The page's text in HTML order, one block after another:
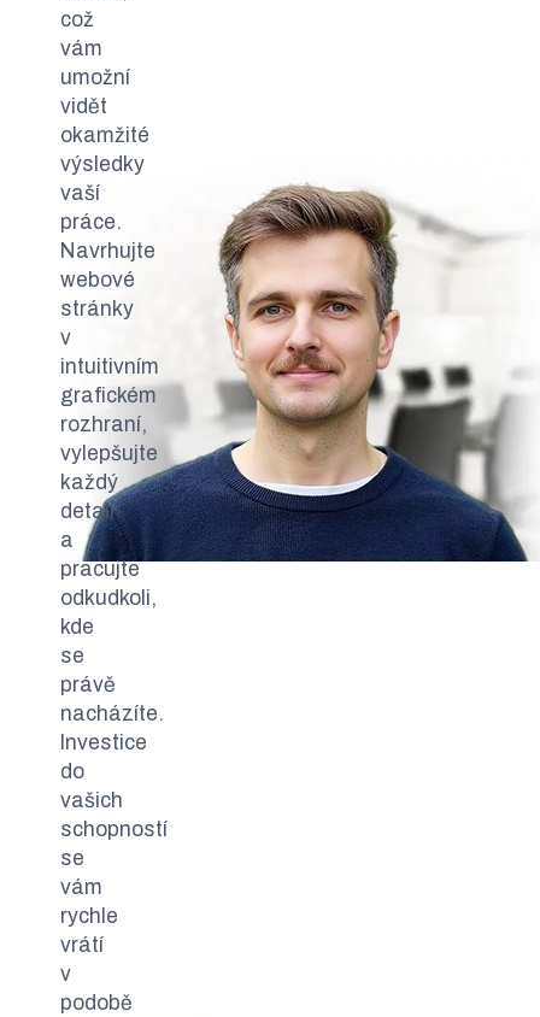
což
vám
umožní
vidět
okamžité
výsledky
vaší
práce.
Navrhujte
webové
stránky
v
intuitivním
grafickém
rozhraní,
vylepšujte
každý
detail
a
pracujte
odkudkoli,
kde
se
právě
nacházíte.
Investice
do
vašich
schopností
se
vám
rychle
vrátí
v
podobě